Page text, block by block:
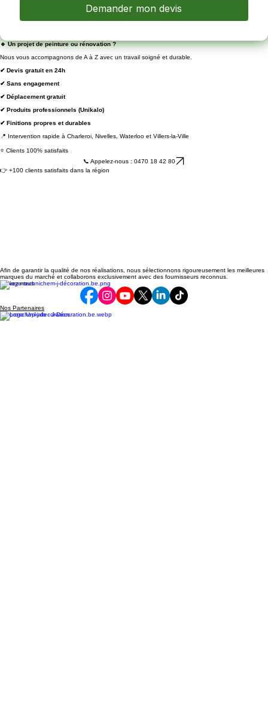
Demander mon devis
🔹 Un projet de peinture ou rénovation ?
Nous vous accompagnons de A à Z avec un travail soigné et durable.
✔ Devis gratuit en 24h
✔ Sans engagement
✔ Déplacement gratuit
✔ Produits professionnels (Unikalo)
✔ Finitions propres et durables
📍 Intervention rapide à Charleroi, Nivelles, Waterloo et Villers-la-Ville
📞 Appelez-nous : 0470 18 42 80
Afin de garantir la qualité de nos réalisations, nous sélectionnons rigoureusement les meilleures
marques du marché et collaborons exclusivement avec des fournisseurs reconnus.
Nos Partenaires